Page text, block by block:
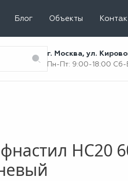
Блог Объекты
г. Москва, ул.
Пн-Пт: 9:00-18:00 Сб-
НС20